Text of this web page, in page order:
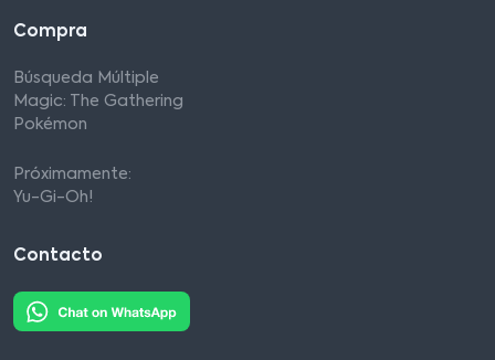
Compra
Búsqueda Múltiple
Magic: The Gathering
Pokémon
Próximamente:
Yu-Gi-Oh!
Contacto